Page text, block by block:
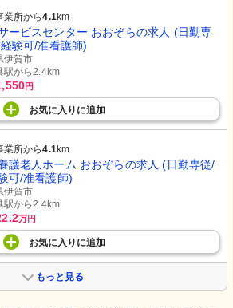
業所から4.1km
ービスセンター おおぞらの求人 (日勤専
験可/准看護師)
伊賀市
駅から2.4km
円
お気に入り に追加
業所から4.1km
護老人ホーム おおぞらの求人 (日勤専従/
可/准看護師)
伊賀市
駅から2.4km
万円
お気に入り に追加
もっと見る